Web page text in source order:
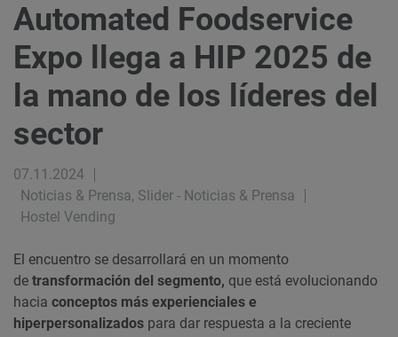
Automated Foodservice
Expo llega a HIP 2025 de
la mano de los líderes del
sector
07.11.2024
Noticias & Prensa, Slider - Noticias & Prensa
Hostel Vending
El encuentro se desarrollará en un momento
de transformación del segmento, que está evolucionando
hacia conceptos más experienciales e
hiperpersonalizados para dar respuesta a la creciente